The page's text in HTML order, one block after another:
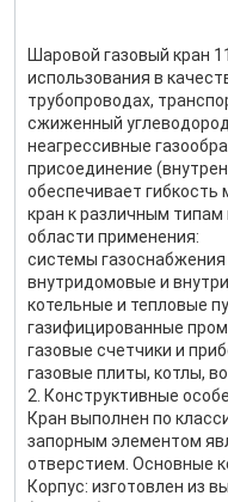
Шаровой газовый кран
использования в
трубопроводах,
сжиженный
неагрессивные
присоединение
обеспечивает
кран к различным типам
области применения:
системы
внутридомовые и
котельные и тепловые
газифицированные
газовые счетчики и
газовые плиты, котлы,
2. Конструктивные
Кран выполнен по
запорным элементом
отверстием. Основные
Корпус: изготовлен из